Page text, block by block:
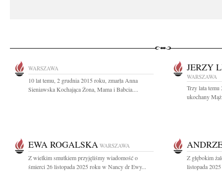
WARSZAWA
10 lat temu, 2 grudnia 2015 roku, zmarła Anna
Sieniawska Kochająca Żona, Mama i Babcia....
JERZY
WARSZAWA
Trzy lata temu
ukochany
EWA ROGALSKA WARSZAWA
Z wielkim smutkiem przyjęliśmy wiadomość o
śmierci 26 listopada 2025 roku w Nancy dr Ewy...
Z głębokim
listopada